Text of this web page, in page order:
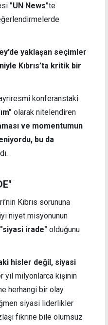
"UN News"te
yaklaşan seçimler
Kıbrıs’ta kritik bir
konferanstaki
olarak nitelendiren
ve momentumun
bu da
Kıbrıs sorununa
niyet misyonunun
"siyasi irade" olduğunu
hisler değil, siyasi
yıl milyonlarca kişinin
herhangi bir olay
siyasi liderlikler
fikrine bile olumsuz